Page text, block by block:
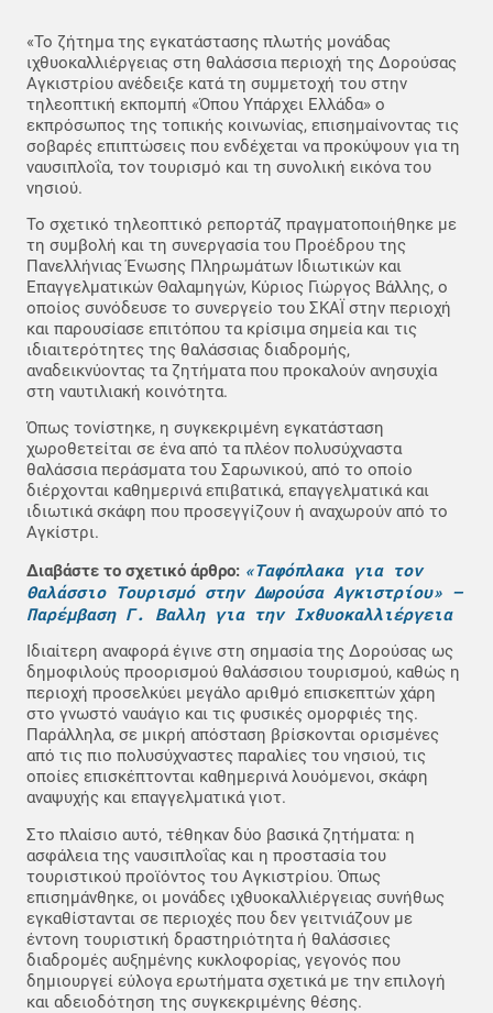
«Το ζήτημα της εγκατάστασης πλωτής μονάδας
ιχθυοκαλλιέργειας στη θαλάσσια περιοχή της Δορούσας
Αγκιστρίου ανέδειξε κατά τη συμμετοχή του στην
τηλεοπτική εκπομπή «Όπου Υπάρχει Ελλάδα» ο
εκπρόσωπος της τοπικής κοινωνίας, επισημαίνοντας τις
σοβαρές επιπτώσεις που ενδέχεται να προκύψουν για τη
ναυσιπλοΐα, τον τουρισμό και τη συνολική εικόνα του
νησιού.
Το σχετικό τηλεοπτικό ρεπορτάζ πραγματοποιήθηκε με
τη συμβολή και τη συνεργασία του Προέδρου της
Πανελλήνιας Ένωσης Πληρωμάτων Ιδιωτικών και
Επαγγελματικών Θαλαμηγών, Κύριος Γιώργος Βάλλης, ο
οποίος συνόδευσε το συνεργείο του ΣΚΑΪ στην περιοχή
και παρουσίασε επιτόπου τα κρίσιμα σημεία και τις
ιδιαιτερότητες της θαλάσσιας διαδρομής,
αναδεικνύοντας τα ζητήματα που προκαλούν ανησυχία
στη ναυτιλιακή κοινότητα.
Όπως τονίστηκε, η συγκεκριμένη εγκατάσταση
χωροθετείται σε ένα από τα πλέον πολυσύχναστα
θαλάσσια περάσματα του Σαρωνικού, από το οποίο
διέρχονται καθημερινά επιβατικά, επαγγελματικά και
ιδιωτικά σκάφη που προσεγγίζουν ή αναχωρούν από το
Αγκίστρι.
Διαβάστε το σχετικό άρθρο: «Ταφόπλακα για τον
Θαλάσσιο Τουρισμό στην Δωρούσα Αγκιστρίου» –
Παρέμβαση Γ. Βαλλη για την Ιχθυοκαλλιέργεια
Ιδιαίτερη αναφορά έγινε στη σημασία της Δορούσας ως
δημοφιλούς προορισμού θαλάσσιου τουρισμού, καθώς η
περιοχή προσελκύει μεγάλο αριθμό επισκεπτών χάρη
στο γνωστό ναυάγιο και τις φυσικές ομορφιές της.
Παράλληλα, σε μικρή απόσταση βρίσκονται ορισμένες
από τις πιο πολυσύχναστες παραλίες του νησιού, τις
οποίες επισκέπτονται καθημερινά λουόμενοι, σκάφη
αναψυχής και επαγγελματικά γιοτ.
Στο πλαίσιο αυτό, τέθηκαν δύο βασικά ζητήματα: η
ασφάλεια της ναυσιπλοΐας και η προστασία του
τουριστικού προϊόντος του Αγκιστρίου. Όπως
επισημάνθηκε, οι μονάδες ιχθυοκαλλιέργειας συνήθως
εγκαθίστανται σε περιοχές που δεν γειτνιάζουν με
έντονη τουριστική δραστηριότητα ή θαλάσσιες
διαδρομές αυξημένης κυκλοφορίας, γεγονός που
δημιουργεί εύλογα ερωτήματα σχετικά με την επιλογή
και αδειοδότηση της συγκεκριμένης θέσης.